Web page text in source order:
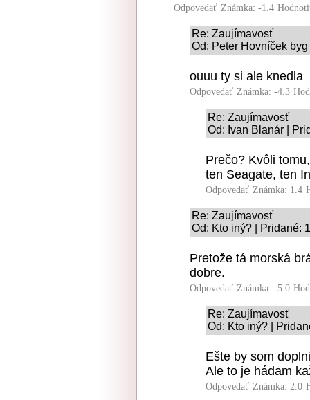
Odpovedať Známka: -1.4
Re: Zaujímavosť
Od: Peter Hovníček
ouuu ty si ale knedla
Odpovedať Známka: -4.3
Re: Zaujímavosť
Od: Ivan Blanár |
Prečo? Kvôli
ten Seagate, ten
Odpovedať Známka: 1.4
Re: Zaujímavosť
Od: Kto iný? | Pridané:
Pretože tá morská
dobre.
Odpovedať Známka: -5.0
Re: Zaujímavosť
Od: Kto iný? |
Ešte by som
Ale to je hádam
Odpovedať Známka: 2.0